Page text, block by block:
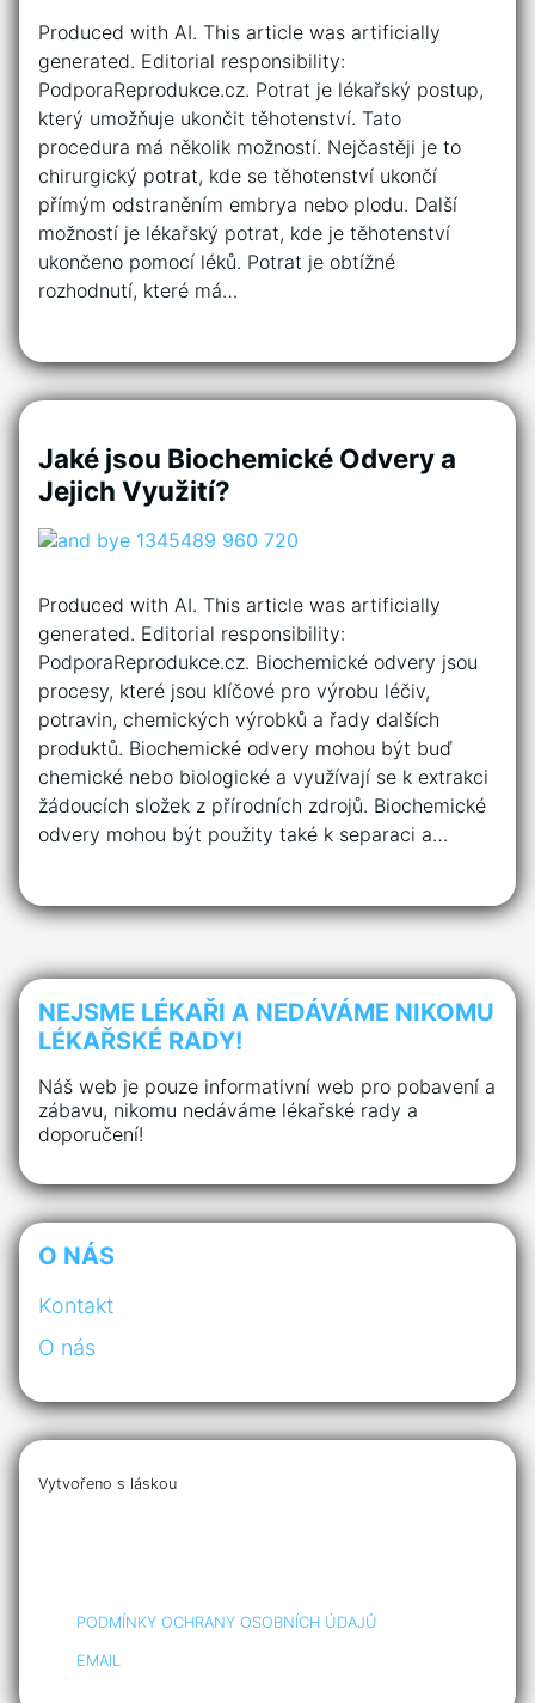
Produced with AI. This article was artificially
generated. Editorial responsibility:
PodporaReprodukce.cz. Potrat je lékařský postup,
který umožňuje ukončit těhotenství. Tato
procedura má několik možností. Nejčastěji je to
chirurgický potrat, kde se těhotenství ukončí
přímým odstraněním embrya nebo plodu. Další
možností je lékařský potrat, kde je těhotenství
ukončeno pomocí léků. Potrat je obtížné
rozhodnutí, které má…
Jaké jsou Biochemické Odvery a
Jejich Využití?
Produced with AI. This article was artificially
generated. Editorial responsibility:
PodporaReprodukce.cz. Biochemické odvery jsou
procesy, které jsou klíčové pro výrobu léčiv,
potravin, chemických výrobků a řady dalších
produktů. Biochemické odvery mohou být buď
chemické nebo biologické a využívají se k extrakci
žádoucích složek z přírodních zdrojů. Biochemické
odvery mohou být použity také k separaci a…
NEJSME LÉKAŘI A NEDÁVÁME NIKOMU
LÉKAŘSKÉ RADY!
Náš web je pouze informativní web pro pobavení a
zábavu, nikomu nedáváme lékařské rady a
doporučení!
O NÁS
Kontakt
O nás
Vytvořeno s láskou
PODMÍNKY OCHRANY OSOBNÍCH ÚDAJŮ
EMAIL